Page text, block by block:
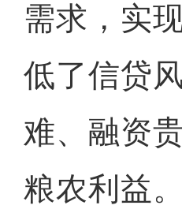
需求，实
低了信贷
难、融资
粮农利益。